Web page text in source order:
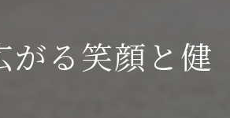
がる笑顔と健